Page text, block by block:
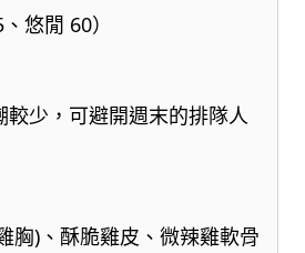
悠閒 60）
較少，可避開週末的排隊人
胸)、酥脆雞皮、微辣雞軟骨